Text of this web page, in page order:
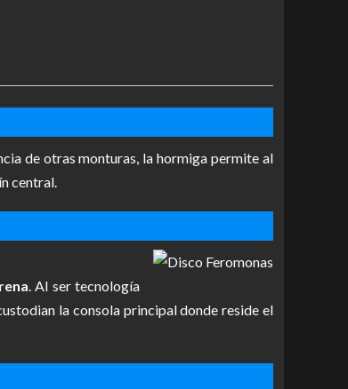
de otras monturas, la hormiga permite al
central.
. Al ser tecnología
la consola principal donde reside el